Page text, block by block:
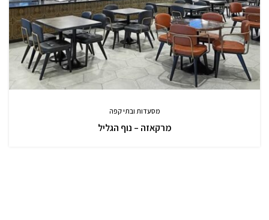
מסעדות ובתי קפה
מרקאזה – נוף הגליל